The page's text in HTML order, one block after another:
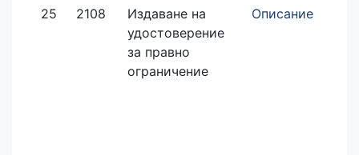
25 2108
Издаване на
удостоверение
за правно
ограничение
Описание